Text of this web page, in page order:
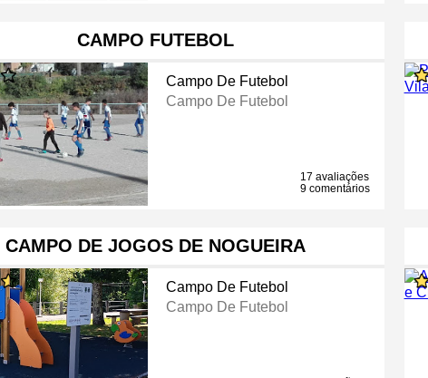
CAMPO FUTEBOL
Campo De Futebol
Campo De Futebol
17 avaliações
9 comentários
CAMPO DE JOGOS DE NOGUEIRA
Campo De Futebol
Campo De Futebol